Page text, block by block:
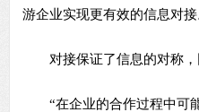
游企业实现更有效的信息对接
对接保证了信息的对称，
“在企业的合作过程中可能